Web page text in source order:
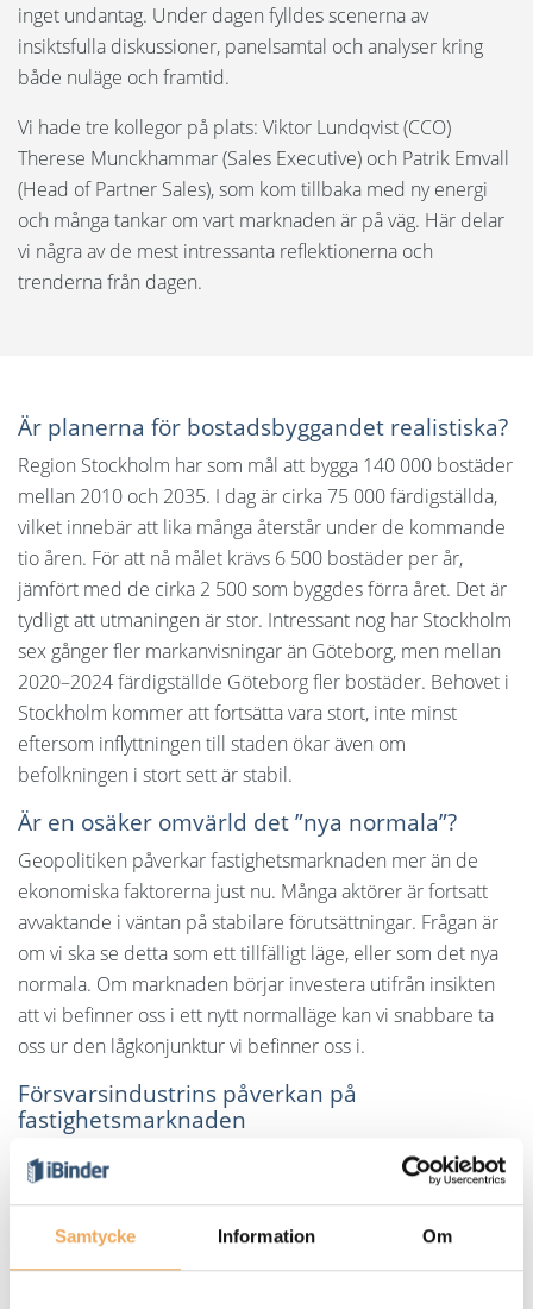
Samtycke Information Om
Suomi
United States
Spanska
inget undantag. Under dagen fylldes scenerna av
insiktsfulla diskussioner, panelsamtal och analyser kring
både nuläge och framtid.
Vi hade tre kollegor på plats: Viktor Lundqvist (CCO)
Therese Munckhammar (Sales Executive) och Patrik Emvall
(Head of Partner Sales), som kom tillbaka med ny energi
och många tankar om vart marknaden är på väg. Här delar
vi några av de mest intressanta reflektionerna och
trenderna från dagen.
Är planerna för bostadsbyggandet realistiska?
Region Stockholm har som mål att bygga 140 000 bostäder
mellan 2010 och 2035. I dag är cirka 75 000 färdigställda,
vilket innebär att lika många återstår under de kommande
tio åren. För att nå målet krävs 6 500 bostäder per år,
jämfört med de cirka 2 500 som byggdes förra året. Det är
tydligt att utmaningen är stor. Intressant nog har Stockholm
sex gånger fler markanvisningar än Göteborg, men mellan
2020–2024 färdigställde Göteborg fler bostäder. Behovet i
Stockholm kommer att fortsätta vara stort, inte minst
eftersom inflyttningen till staden ökar även om
befolkningen i stort sett är stabil.
Är en osäker omvärld det ”nya normala”?
Geopolitiken påverkar fastighetsmarknaden mer än de
ekonomiska faktorerna just nu. Många aktörer är fortsatt
avvaktande i väntan på stabilare förutsättningar. Frågan är
om vi ska se detta som ett tillfälligt läge, eller som det nya
normala. Om marknaden börjar investera utifrån insikten
att vi befinner oss i ett nytt normalläge kan vi snabbare ta
oss ur den lågkonjunktur vi befinner oss i.
Försvarsindustrins påverkan på
fastighetsmarknaden
Louise Landeman, chef för hållbarhetsanalys på Danske
Bank, och Max Barclay, VD på Newsec, diskuterade
särskilt i Norden, kommer att påverka både